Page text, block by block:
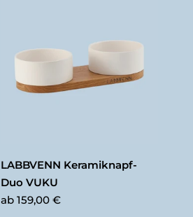
LABBVENN Keramiknapf-
Duo VUKU
ab 159,00 €